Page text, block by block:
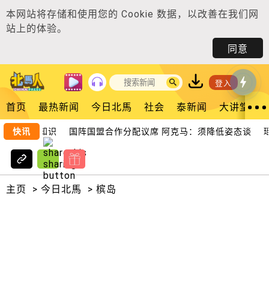
本网站将存储和使用您的 Cookie 数据，以改善在我们网
站上的体验。
同意
登入
首页 最热新闻 今日北馬 社会 泰新闻 大讲堂
快讯
掌握知识 国阵国盟合作分配议席 阿克马：须降低姿态谈 瑶
主页 > 今日北馬 > 槟岛